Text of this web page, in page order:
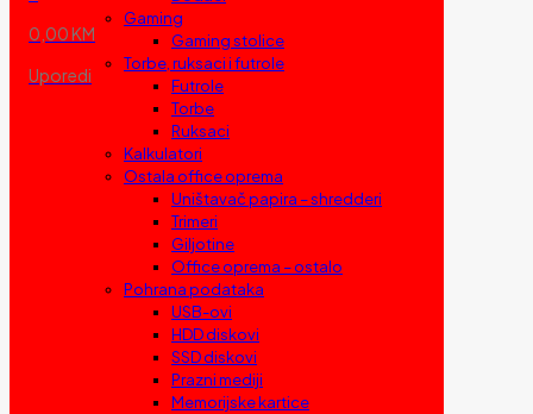
0,00 KM
Uporedi
Gaming
Gaming stolice
Torbe, ruksaci i futrole
Futrole
Torbe
Ruksaci
Kalkulatori
Ostala office oprema
Uništavač papira – shredderi
Trimeri
Giljotine
Office oprema – ostalo
Pohrana podataka
USB-ovi
HDD diskovi
SSD diskovi
Prazni mediji
Memorijske kartice